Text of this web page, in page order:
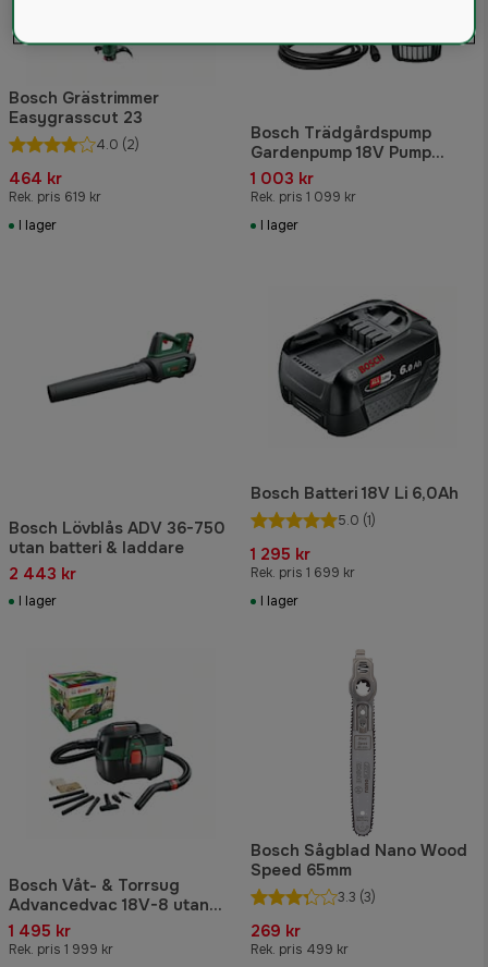
Bosch Grästrimmer
Easygrasscut 23
4.0 (2)
464 kr
Rek. pris 619 kr
I lager
Bosch Trädgårdspump
Gardenpump 18V Pump
Extraenhet
1 003 kr
Rek. pris 1 099 kr
I lager
Bosch Lövblås ADV 36-750
utan batteri & laddare
2 443 kr
I lager
Bosch Batteri 18V Li 6,0Ah
5.0 (1)
1 295 kr
Rek. pris 1 699 kr
I lager
Bosch Våt- & Torrsug
Advancedvac 18V-8 utan
batteri & laddare
1 495 kr
Rek. pris 1 999 kr
Bosch Sågblad Nano Wood
Speed 65mm
3.3 (3)
269 kr
Rek. pris 499 kr